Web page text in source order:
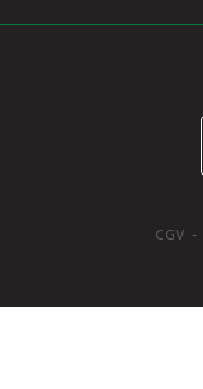
CGV -